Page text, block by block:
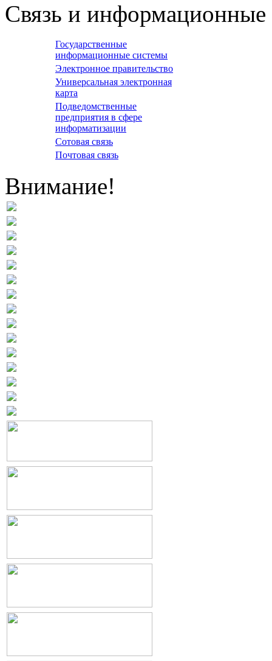
Связь и информационные
Государственные
информационные системы
Электронное правительство
Универсальная электронная
карта
Подведомственные
предприятия в сфере
информатизации
Сотовая связь
Почтовая связь
Внимание!